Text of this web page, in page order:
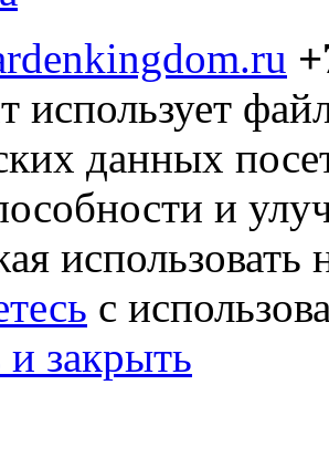
использует
данных
и
использовать
с
закрыть